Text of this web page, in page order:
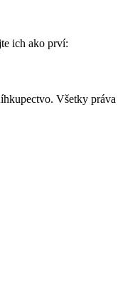
ich ako prví:
Všetky práva